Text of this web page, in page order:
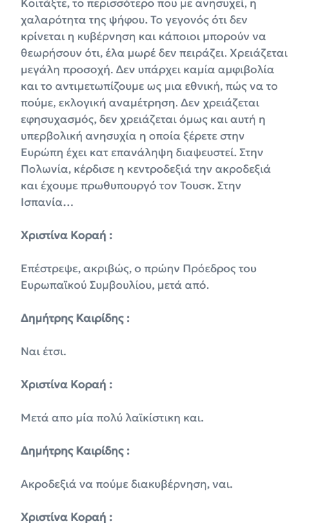
χαλαρότητα της ψήφου. Το γεγονός ότι δεν
κρίνεται η κυβέρνηση και κάποιοι μπορούν να
θεωρήσουν ότι, έλα μωρέ δεν πειράζει. Χρειάζεται
μεγάλη προσοχή. Δεν υπάρχει καμία αμφιβολία
και το αντιμετωπίζουμε ως μια εθνική, πώς να το
πούμε, εκλογική αναμέτρηση. Δεν χρειάζεται
εφησυχασμός, δεν χρειάζεται όμως και αυτή η
υπερβολική ανησυχία η οποία ξέρετε στην
Ευρώπη έχει κατ επανάληψη διαψευστεί. Στην
Πολωνία, κέρδισε η κεντροδεξιά την ακροδεξιά
και έχουμε πρωθυπουργό τον Τουσκ. Στην
Ισπανία…
Χριστίνα Κοραή :
Επέστρεψε, ακριβώς, ο πρώην Πρόεδρος του
Ευρωπαϊκού Συμβουλίου, μετά από.
Δημήτρης Καιρίδης :
Ναι έτσι.
Χριστίνα Κοραή :
Μετά απο μία πολύ λαϊκίστικη και.
Δημήτρης Καιρίδης :
Ακροδεξιά να πούμε διακυβέρνηση, ναι.
Χριστίνα Κοραή :